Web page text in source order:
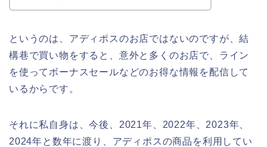
というのは、アディポスのお店ではないのですが、結
構巷で買い物をすると、意外と多くのお店で、ライン
を使ってボーナスセールなどのお得な情報を配信して
いるからです。
それに私自身は、今後、2021年、2022年、2023年、
2024年と数年に渡り、アディポスの商品を利用してい